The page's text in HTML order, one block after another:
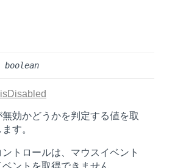
boolean
isDisabled
効かどうかを判定する値を取
す。
トロールは、マウスイベント
ントを取得できません。